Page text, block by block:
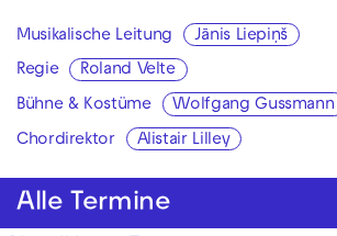
Musikalische Leitung Jānis Liepiņš
Regie Roland Velte
Bühne & Kostüme Wolfgang Gussmann
Chordirektor Alistair Lilley
Alle Termine